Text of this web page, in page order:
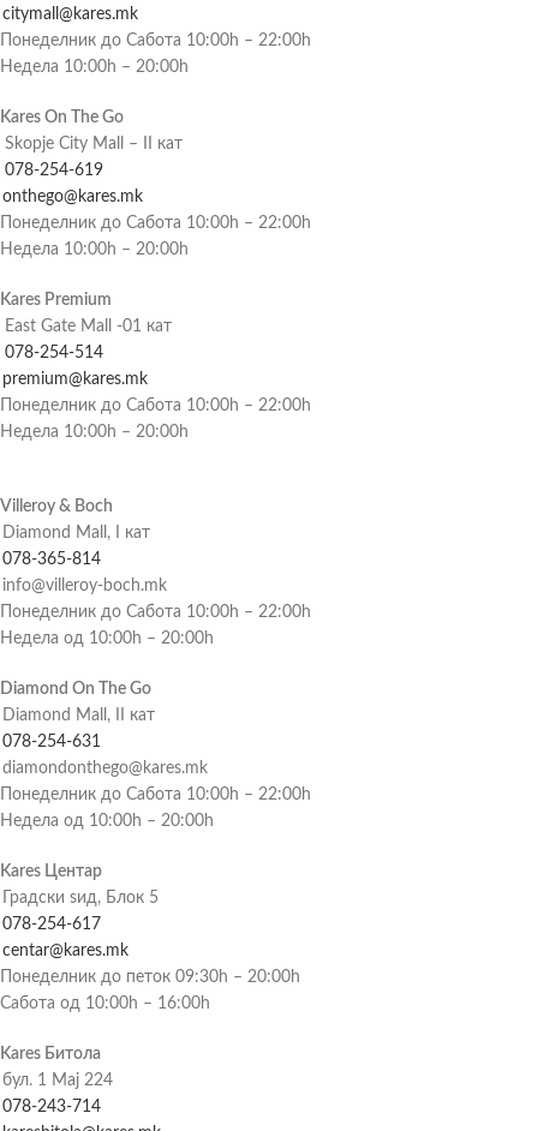
citymall@kares.mk
Понеделник до Сабота 10:00h – 22:00h
Недела 10:00h – 20:00h
Kares On The Go
Skopje City Mall – II кат
078-254-619
onthego@kares.mk
Понеделник до Сабота 10:00h – 22:00h
Недела 10:00h – 20:00h
Kares Premium
East Gate Mall -01 кат
078-254-514
premium@kares.mk
Понеделник до Сабота 10:00h – 22:00h
Недела 10:00h – 20:00h
Villeroy & Boch
Diamond Mall, I кат
078-365-814
info@villeroy-boch.mk
Понеделник до Сабота 10:00h – 22:00h
Недела од 10:00h – 20:00h
Diamond On The Go
Diamond Mall, II кат
078-254-631
diamondonthego@kares.mk
Понеделник до Сабота 10:00h – 22:00h
Недела од 10:00h – 20:00h
Kares Центар
Градски ѕид, Блок 5
078-254-617
centar@kares.mk
Понеделник до петок 09:30h – 20:00h
Сабота од 10:00h – 16:00h
Kares Битола
бул. 1 Мај 224
078-243-714